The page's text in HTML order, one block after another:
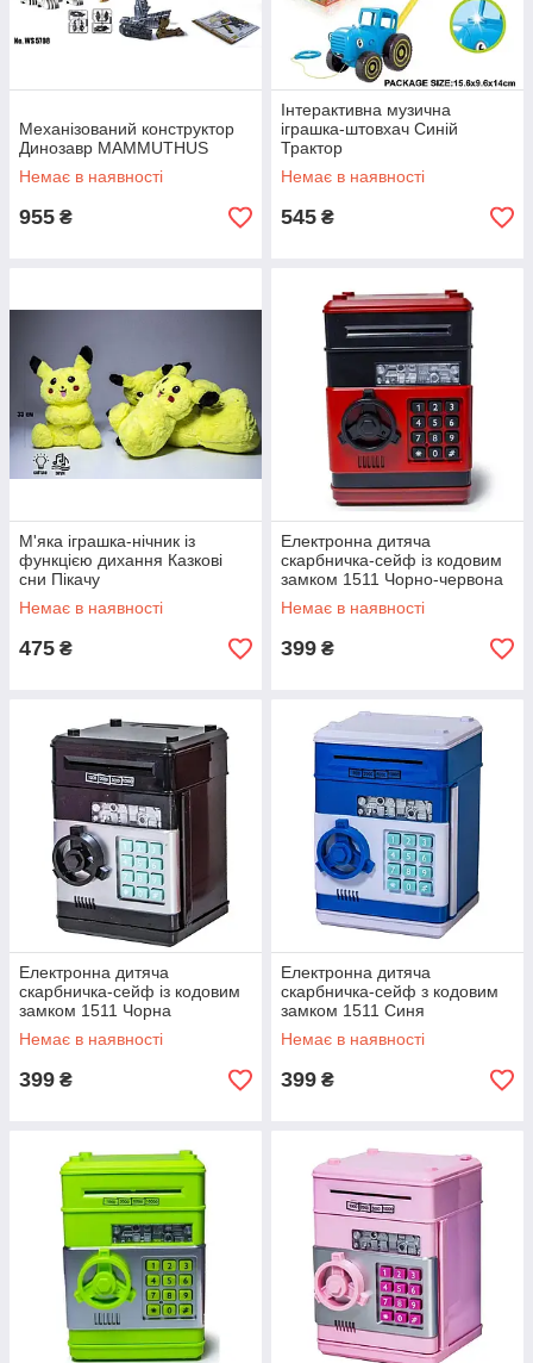
Механізований конструктор
Динозавр MAMMUTHUS
Немає в наявності
955 ₴
Інтерактивна музична
іграшка-штовхач Синій
Трактор
Немає в наявності
545 ₴
М'яка іграшка-нічник із
функцією дихання Казкові
сни Пікачу
Немає в наявності
475 ₴
Електронна дитяча
скарбничка-сейф із кодовим
замком 1511 Чорно-червона
Немає в наявності
399 ₴
Електронна дитяча
скарбничка-сейф із кодовим
замком 1511 Чорна
Немає в наявності
399 ₴
Електронна дитяча
скарбничка-сейф з кодовим
замком 1511 Синя
Немає в наявності
399 ₴